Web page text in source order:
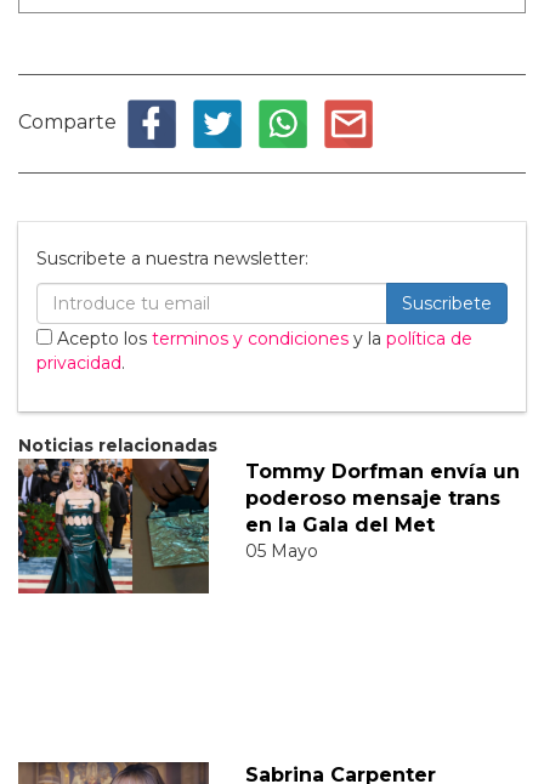
Comparte
Suscribete a nuestra newsletter:
Suscribete
Acepto los terminos y condiciones y la política de
privacidad.
Noticias relacionadas
Tommy Dorfman envía un
poderoso mensaje trans
en la Gala del Met
05 Mayo
Sabrina Carpenter